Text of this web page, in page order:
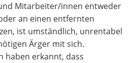
Mitarbeiter/innen entweder
an einen entfernten
ist umständlich, unrentabel
Ärger mit sich.
haben erkannt, dass